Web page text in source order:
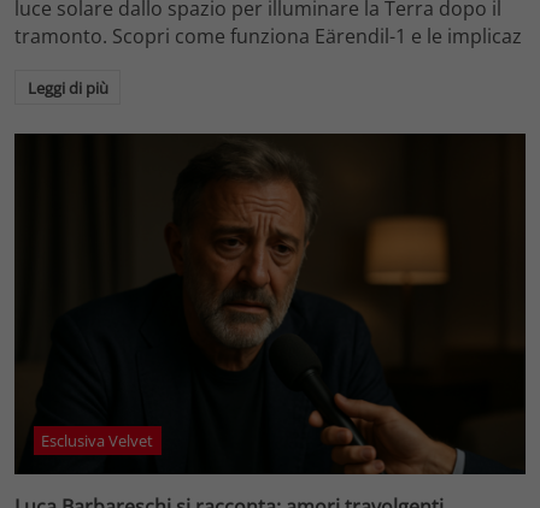
luce solare dallo spazio per illuminare la Terra dopo il
tramonto. Scopri come funziona Eärendil-1 e le implicaz
Leggi di più
Esclusiva Velvet